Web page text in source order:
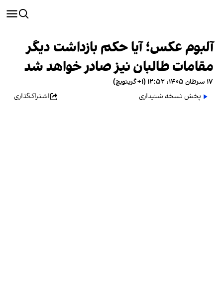
آلبوم عکس؛ آیا حکم بازداشت دیگر
مقامات طالبان نیز صادر خواهد شد
۱۷ سرطان ۱۴۰۵، ۱۲:۵۲ (‎+۱ گرینویچ)
پخش نسخه شنیداری
اشتراک‌گذاری